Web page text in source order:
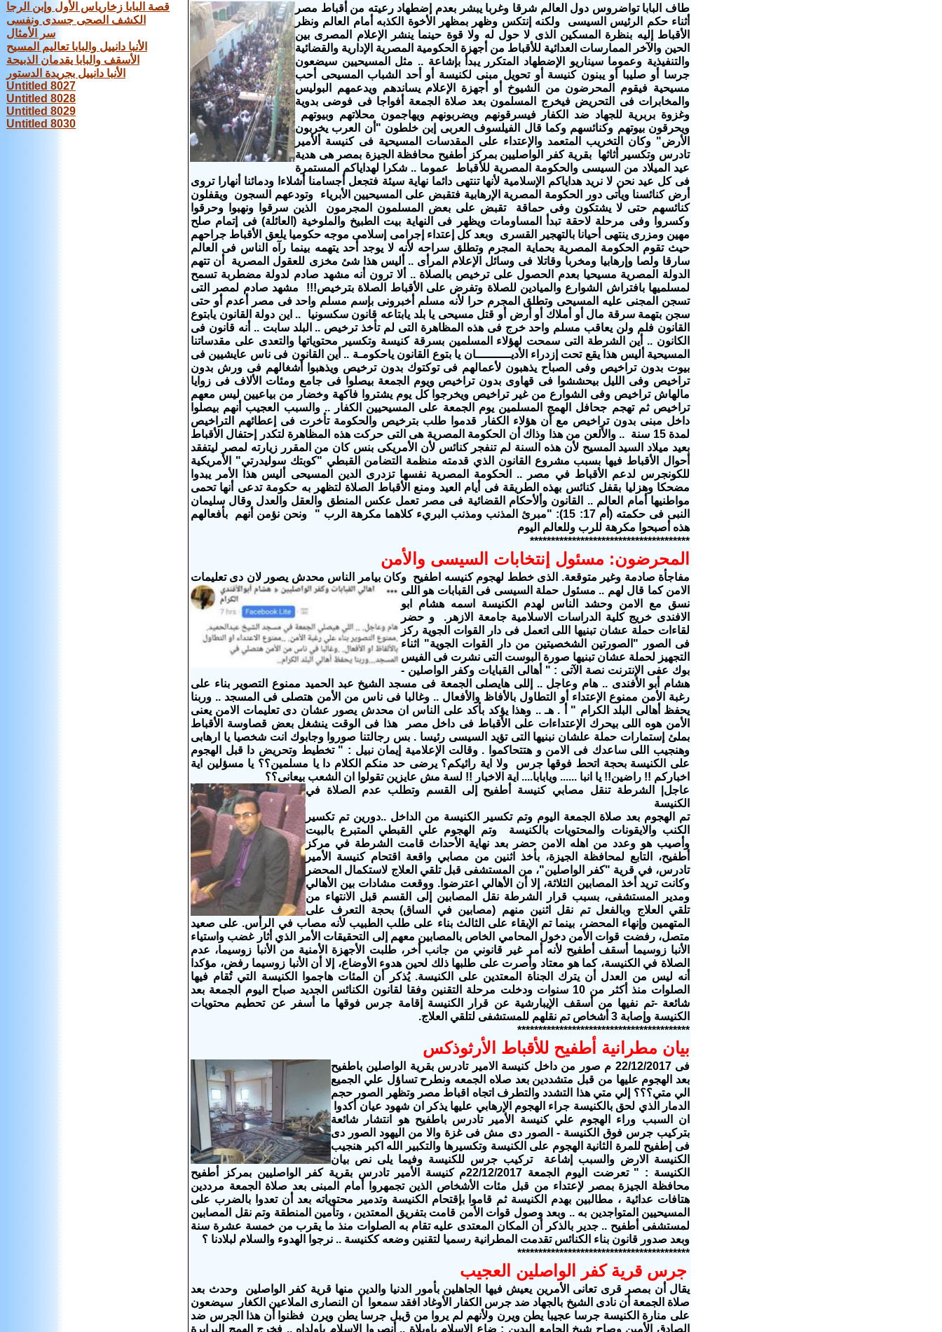
قصة البابا زخارياس الأول وإبن الرجا
الكشف الصحى جسدى ونفسى
سر الأمثال
الأنبا دانييل والبابا تعاليم المسيح
الأسقف والبابا يقدمان الذبيحة
الأنبا دانييل بجريدة الدستور
Untitled 8027
Untitled 8028
Untitled 8029
Untitled 8030
طاف البابا تواضروس دول العالم شرقا وغربا يبشر بعدم إضطهاد رعيته من أقباط مصر
أثناء حكم الرئيس السيسى ولكنه إنتكس وظهر بمظهر الأخوة الكذبه أمام العالم ونظر
الأقباط إليه بنظرة المسكين الذى لا حول له ولا قوة حينما ينشر الإعلام المصرى بين
الحين والآخر الممارسات العدائية للأقباط من أجهزة الحكومية المصرية الإدارية والقضائية
والتنفيذية وعموما سيناريو الإضطهاد المتكرر يبدأ بإشاعة .. مثل المسيحيين سيضعون
جرسا أو صليبا أو يبنون كنيسة أو تحويل مبنى لكنيسة أو أحد الشباب المسيحى أحب
مسيحية فيقوم المحرضون من الشيوخ أو أجهزة الإعلام يساندهم ويدعمهم البوليس
والمخابرات فى التحريض فيخرج المسلمون بعد صلاة الجمعة أفواجا فى فوضى بدوية
وغزوة بربرية للجهاد ضد الكفار فيسرقونهم ويضربونهم ويهاجمون محلاتهم وبيوتهم
ويحرقون بيوتهم وكنائسهم وكما قال الفيلسوف العربى إبن خلطون "أن العرب يخربون
الأرض" وكان التخريب المتعمد والإعتداء على المقدسات المسيحية فى كنيسة ألأمير
تادرس وتكسير أثاثها بقرية كفر الواصليين بمركز أطفيح محافظة الجيزة بمصر هى هدية
عيد الميلاد من السيسى والحكومة المصرية للأقباط عموما .. شكرا لهداياكم المستمرة
فى كل عيد نحن لا نريد هداياكم الإسلامية لأنها تنتهى دائما نهاية سيئة فتجعل أجسامنا أشلاءا ودمائنا أنهارا تروى
أرض كنائسنا ويأتى دور الحكومة المصرية الإرهابية فتقبض على المسيحيين الأبرياء وتودعهم السجون ويقفلون
كنائسهم حتى لا يشتكون وفى حماقة تقبض على بعض المسلمون المجرمون الذين سرقوا ونهبوا وحرقوا
وكسروا وفى مرحلة لاحقة تبدأ المساومات ويظهر فى النهاية بيت الطبيخ والملوخية (العائلة) فى إتمام صلح
مهين ومزرى ينتهى أحيانا بالتهجير القسرى وبعد كل إعتداء إجرامى إسلامى موجه حكوميا يلعق الأقباط جراحهم
حيث تقوم الحكومة المصرية بحماية المجرم وتطلق سراحه لأنه لا يوجد أحد يتهمه بينما رآه الناس فى العالم
سارقا ولصا وإرهابيا ومخربا وقاتلا فى وسائل الإعلام المرأى .. أليس هذا شئ مخزى للعقول المصرية أن تتهم
الدولة المصرية مسيحيا بعدم الحصول على ترخيص بالصلاة .. ألا ترون أنه مشهد صادم لدولة مضطربة تسمح
لمسلميها بافتراش الشوارع والميادين للصلاة وتفرض على الأقباط الصلاة بترخيص!!! مشهد صادم لمصر التى
تسجن المجنى عليه المسيحى وتطلق المجرم حرا لأنه مسلم أخبرونى بإسم مسلم واحد فى مصر أعدم أو حتى
سجن بتهمة سرقة مال أو أملاك أو أرض أو قتل مسيحى يا بلد يابتاعه قانون سكسونيا .. اين دولة القانون يابتوع
القانون فلم ولن يعاقب مسلم واحد خرج فى هذه المظاهرة التى لم تأخذ ترخيص .. البلد سابت .. أنه قانون فى
الكانون .. أين الشرطة التى سمحت لهؤلاء المسلمين بسرقة كنيسة وتكسير محتوياتها والتعدى على مقدساتنا
المسيحية أليس هذا يقع تحت إزدراء الأديــــــــــان يا بتوع القانون ياحكومـة .. أين القانون فى ناس عايشيين فى
بيوت بدون تراخيص وفى الصباح يذهبون لأعمالهم فى توكتوك بدون ترخيص ويذهبوا أشغالهم فى ورش بدون
تراخيص وفى الليل بيحششوا فى قهاوى بدون تراخيص ويوم الجمعة بيصلوا فى جامع ومئات الألاف فى زوايا
مالهاش تراخيص وفى الشوارع من غير تراخيص ويخرجوا كل يوم يشتروا فاكهة وخضار من بياعيين ليس معهم
تراخيص ثم تهجم جحافل الهمج المسلمين يوم الجمعة على المسيحيين الكفار .. والسبب العجيب أنهم بيصلوا
داخل مبنى بدون تراخيص مع أن هؤلاء الكفار قدموا طلب بترخيص والحكومة تأخرت فى إعطائهم التراخيص
لمدة 15 سنة .. والألعن من هذا وذاك أن الحكومة المصرية هى التى حركت هذه المظاهرة لتكدر إحتفال الأقباط
بعيد ميلاد السيد المسيح لأن هذه السنة لم تنفجر كنائس لأن الأمريكى بنس كان من المقرر زيارته لمصر ليتفقد
أحوال الأقباط فيها بسبب مشروع القانون الذي قدمته منظمة التضامن القبطي "كوبتك سوليدرتي" الأمريكية
للكونجرس لدعم الأقباط في مصر .. الحكومة المصرية نفسها تزدرى الدين المسيحى أليس هذا الأمر يبدوا
مضحكا وهزليا بقفل كنائس بهذه الطريقة فى أيام العيد ومنع الأقباط الصلاة لتظهر به حكومة تدعى أنها تحمى
مواطنيها أمام العالم .. القانون وألأحكام القضائية فى مصر تعمل عكس المنطق والعقل والعدل وقال سليمان
النبى فى حكمته (أم 17: 15): "مبرئ المذنب ومذنب البريء كلاهما مكرهة الرب " ونحن نؤمن أنهم بأفعالهم
هذه أصبحوا مكرهة للرب وللعالم اليوم
**************************************
المحر ضون: مسئول إنتخابات السيسى والأمن
مفاجأة صادمة وغير متوقعة. الذىخطط لهجوم كنيسه اطفيح وكان بيامر الناس محدش يصور لان دى تعليمات
الامن كما قال لهم .. مسئول حملة السيسى فى القبابات هو اللى
نسق مع الامن وحشد الناس لهدم الكنيسة اسمه هشام ابو
الافندى خريج كلية الدراسات الاسلامية جامعة الازهر. و حضر
لقاءات حملة عشان تبنيها اللى اتعمل فى دار القوات الجوية ركز
فى الصور "الصورتين الشخصيتين من دار القوات الجوية" اثناء
التجهيز لحملة عشان تبنيها صورة البوست التى نشرت فى الفيس
بوك عفى الإنترنت نصة الآتى : " أهالى القبايات وكفر الواصلين -
هشام أبو الأفندى .. هام وعاجل .. إللى هايصلى الجمعة فى مسجد الشيخ عبد الحميد ممنوع التصوير بناء على
رغبة الأمن ممنوع الإعتداء أو التطاول بالأفاظ والأفعال .. وغالبا فى ناس من الأمن هتصلى فى المسجد .. وربنا
يحفظ أهالى البلد الكرام " أ . هـ .. وهذا يؤكد بأكد على الناس ان محدش يصور عشان دى تعليمات الامن يعنى
الأمن هوه اللى بيحرك الإعتداءات على الأقباط فى داخل مصر
هذا فى الوقت ينشغل بعض قصاوسة الأقباط
بملئ إستمارات حملة علشان نبنيها التى تؤيد السيسى رئيسا . بس رجالتنا صوروا وجابوك انت شخصيا يا ارهابى
وهنجيب اللى ساعدك فى الامن و هتتحاكموا .وقالت الإعلامية إيمان نبيل : " تخطيط وتحريض دا قبل الهجوم
على الكنيسة بحجة اتحط فوقها جرس ولا اية رائيكم؟ يرضى حد منكم الكلام دا يا مسلمين؟؟ يا مسؤلين اية
اخباركم !! راضين!! يا انبا ...... ويابابا.... اية الاخبار !! لسة مش عايزين تقولوا ان الشعب بيعانى؟؟
عاجل| الشرطة تنقل مصابي كنيسة أطفيح إلى القسم وتطلب عدم الصلاة في
الكنيسة
تم الهجوم بعد صلاة الجمعة اليوم وتم تكسير الكنيسة من الداخل ..دورين تم تكسير
الكنب والايقونات والمحتويات بالكنيسة وتم الهجوم علي القبطي المتبرع بالبيت
وأصيب هو وعدد من اهله الامن حضر بعد نهاية الأحداث قامت الشرطة في مركز
أطفيح، التابع لمحافظة الجيزة، بأخذ اثنين من مصابي واقعة اقتحام كنيسة الأمير
تادرس، في قرية "كفر الواصلين"، من المستشفى قبل تلقي العلاج لاستكمال المحضر
وكانت تريد أخذ المصابين الثلاثة، إلا أن الأهالي اعترضوا. ووقعت مشادات بين الأهالي
ومدير المستشفى، بسبب قرار الشرطة نقل المصابين إلى القسم قبل الانتهاء من
تلقي العلاج وبالفعل تم نقل اثنين منهم (مصابين في الساق) بحجة التعرف على
المتهمين وإنهاء المحضر، بينما تم الإبقاء على الثالث بناء على طلب الطبيب لأنه مصاب في الرأس. على صعيد
متصل، رفضت قوات الأمن دخول المحامي الخاص بالمصابين معهم إلى التحقيقات الأمر الذي أثار غضب واستياء
الأنبا زوسيما أسقف أطفيح لأنه أمر غير قانوني من جانب أخر، طلبت الأجهزة الأمنية من الأنبا زوسيما، عدم
الصلاة في الكنيسة، كما هو معتاد وأصرت على طلبها ذلك لحين هدوء الأوضاع، إلا أن الأنبا زوسيما رفض، مؤكدا
أنه ليس من العدل أن يترك الجناة المعتدين على الكنيسة. يُذكر أن المئات هاجموا الكنيسة التي تُقام فيها
الصلوات منذ أكثر من 10 سنوات ودخلت مرحلة التقنين وفقا لقانون الكنائس الجديد صباح اليوم الجمعة بعد
شائعة -تم نفيها من أسقف الإيبارشية عن قرار الكنيسة إقامة جرس فوقها ما أسفر عن تحطيم محتويات
الكنيسة وإصابة 3 أشخاص تم نقلهم للمستشفى لتلقي العلاج.
*****************************************
بيان مطرانية أطفيح للأقباط الأرثوذكس
فى 22/12/2017 م صور من داخل كنيسة الامير تادرس بقرية الواصلين باطفيح
بعد الهجوم عليها من قبل متشددين بعد صلاه الجمعه ونطرح تساؤل علي الجميع
الي متي؟؟؟ إلي متي هذا التشدد والتطرف اتجاه اقباط مصر وتظهر الصور حجم
الدمار الذي لحق بالكنيسة جراء الهجوم الإرهابي عليها يذكر ان شهود عيان أكدوا
ان السبب وراء الهجوم علي كنيسة الأمير تادرس باطفيح هو انتشار شائعة
بتركيب جرس فوق الكنيسة - الصور دى مش فى غزة والا من اليهود الصور دى
فى إطفيح للمرة الثانية الهجوم على الكنيسة وتكسيرها والتكبير الله اكبر هنجيب
الكنيسة الارض والسبب إشاعة تركيب جرس للكنيسة وفيما يلى نص بيان
الكنيسة : " تعرضت اليوم الجمعة 22/12/2017م كنيسة الأمير تادرس بقرية كفر الواصليين بمركز أطفيح
محافظة الجيزة بمصر لإعتداء من قبل مئات الأشخاص الذين تجمهروا أمام المبنى بعد صلاة الجمعة مرددين
هتافات عدائية ، مطالبين بهدم الكنيسة ثم قاموا بإقتحام الكنيسة وتدمير محتوياته بعد أن تعدوا بالضرب على
المسيحيين المتواجدين به .. وبعد وصول قوات الأمن قامت بتفريق المعتدين ، وتأمين المنطقة وتم نقل المصابين
لمستشفى أطفيح .. جدير بالذكر أن المكان المعتدى عليه تقام به الصلوات منذ ما يقرب من خمسة عشرة سنة
وبعد صدور قانون بناء الكنائس تقدمت المطرانية رسميا لتقنين وضعه ككنيسة .. نرجوا الهدوء والسلام لبلادنا ؟
*****************************************
جرس قرية كفر الواصلين العجيب
يقال أن بمصر قرى تعانى الأمرين يعيش فيها الجاهلين بأمور الدنيا والدين منها قرية كفر الواصلين وحدث بعد
صلاة الجمعة أن نادى الشيخ بالجهاد ضد جرس الكفار الأوغاد افقد سمعوا أن النصارى الملاعين الكغار سيضعون
على منارة الكنيسة جرسا عجيبا يطن ويرن ولأنهم لم يروا من قبل جرسا يطن ويرن فظنوا أن هذا الجرس ضد
الصادق الأمين وصاح شيخ الجامع البدين : ضاع الإسلام ياويلاة .. أنصروا الإسلام ياولداه .. فخرج الهمج البرابرة